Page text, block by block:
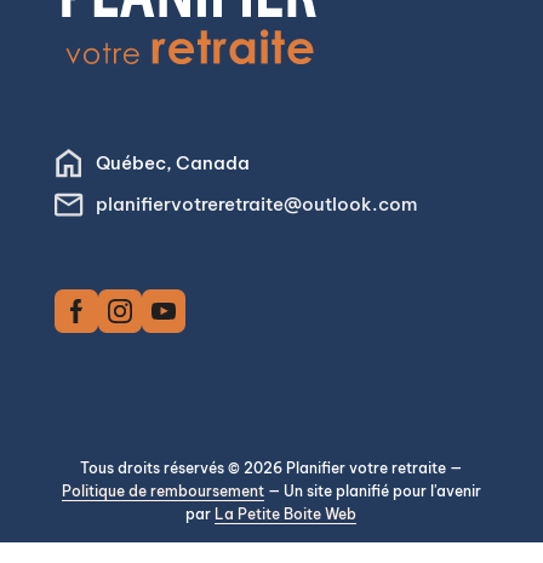
Québec, Canada
planifiervotreretraite@outlook.com
Tous droits réservés © 2026 Planifier votre retraite —
Politique de remboursement— Un site planifié pour l'avenir
par La Petite Boite Web